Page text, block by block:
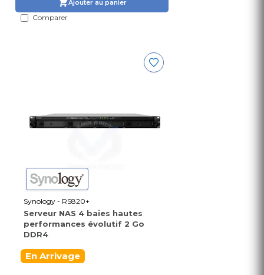
Ajouter au panier
Comparer
Synology - RS820+
Serveur NAS 4 baies hautes
performances évolutif 2 Go
DDR4
En Arrivage